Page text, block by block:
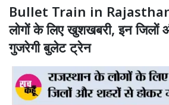
Bullet Train in
लोगों के लिए खुशखबरी, इन जिलों
गुजरेगी बुलेट ट्रेन